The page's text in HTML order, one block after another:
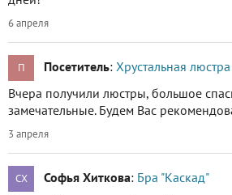
6 апреля
П Посетитель: Хрустальная
Вчера получили люстры, большое
замечательные. Будем Вас
3 апреля
СХ Софья Хиткова: Бра "Каскад"